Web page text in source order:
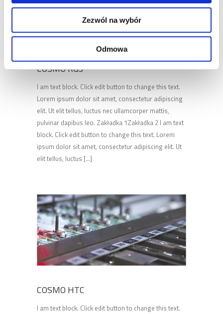
Zezwól na wybór
Odmowa
COSMO RG3
I am text block. Click edit button to change this text.
Lorem ipsum dolor sit amet, consectetur adipiscing
elit. Ut elit tellus, luctus nec ullamcorper mattis,
pulvinar dapibus leo. Zakładka 1Zakładka 2 I am text
block. Click edit button to change this text. Lorem
ipsum dolor sit amet, consectetur adipiscing elit. Ut
elit tellus, luctus [...]
COSMO HTC
I am text block. Click edit button to change this text.